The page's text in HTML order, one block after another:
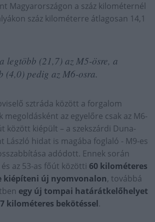
Magyarországon a száz kilométernél
száz kilométerre átlagosan 14,1
legtöbb (21,7) az M5-ösre, a
(4,0) pedig az M6-osra.
sztráda között a forgalom
megoldásként az egyelőre csak az M6-
között kiépült – a szekszárdi Duna-
László hidat is magába foglaló - M9-es
adódott. Ennek során
az 53-as főút közötti 60 kilométeres
kiépíteni új nyomvonalon, továbbá
egy új tompai határátkelőhelyet
kilométeres bekötéssel.